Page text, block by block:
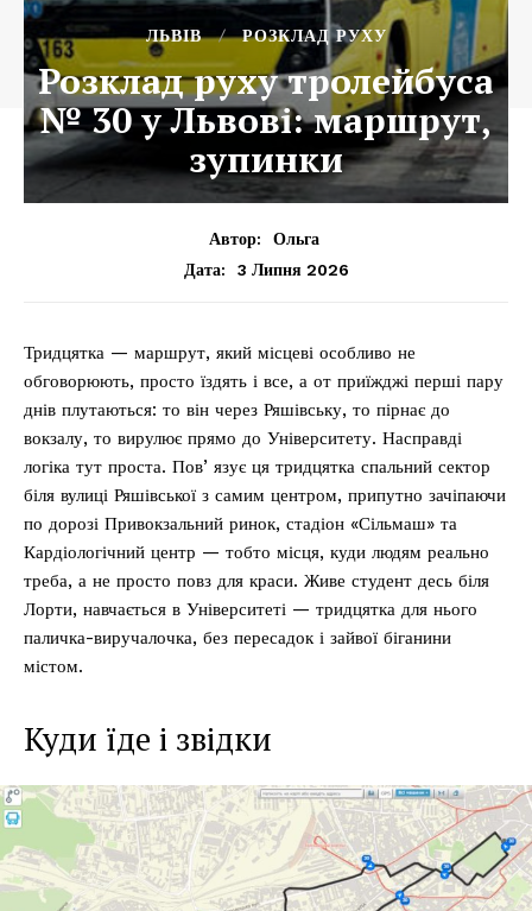
ЛЬВІВ РОЗКЛАД РУХУ
Розклад руху тролейбуса
№ 30 у Львові: маршрут,
зупинки
Автор:
Ольга
Дата:
3 Липня 2026
Тридцятка — маршрут, який місцеві особливо не
обговорюють, просто їздять і все, а от приїжджі перші пару
днів плутаються: то він через Ряшівську, то пірнає до
вокзалу, то вирулює прямо до Університету. Насправді
логіка тут проста. Повʼязує ця тридцятка спальний сектор
біля вулиці Ряшівської з самим центром, припутно зачіпаючи
по дорозі Привокзальний ринок, стадіон «Сільмаш» та
Кардіологічний центр — тобто місця, куди людям реально
треба, а не просто повз для краси. Живе студент десь біля
Лорти, навчається в Університеті — тридцятка для нього
паличка-виручалочка, без пересадок і зайвої біганини
містом.
Куди їде і звідки